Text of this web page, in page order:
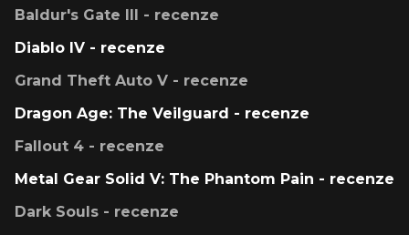
Baldur's Gate III - recenze
Diablo IV - recenze
Grand Theft Auto V - recenze
Dragon Age: The Veilguard - recenze
Fallout 4 - recenze
Metal Gear Solid V: The Phantom Pain - recenze
Dark Souls - recenze